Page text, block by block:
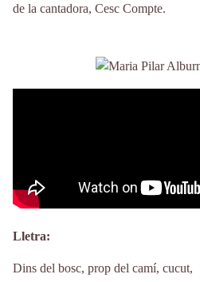
de la cantadora, Cesc Compte.
Lletra
Dins del bosc, prop del camí, cucut,